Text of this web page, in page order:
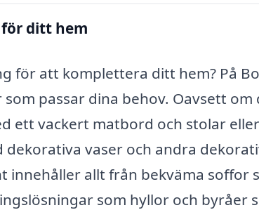
ditt hem
för att komplettera ditt hem? På
passar dina behov. Oavsett om
ett vackert matbord och stolar
vaser och andra
allt från bekväma soffor
som hyllor och byråer